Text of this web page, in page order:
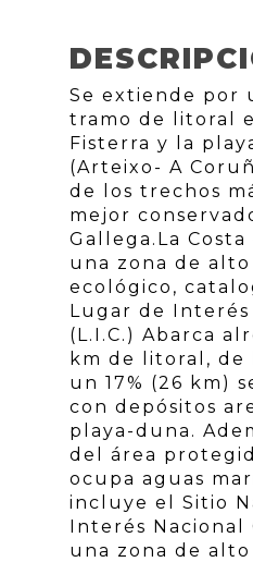
Se extiende por
tramo de litoral
Fisterra y la
(Arteixo- A
de los trechos
mejor
Gallega.La
una zona de
ecológico,
Lugar de
(L.I.C.) Abarca
km de litoral, de
un 17% (26 km)
con depósitos
playa-duna.
del área
ocupa aguas
incluye el Sitio
Interés Nacional
una zona de